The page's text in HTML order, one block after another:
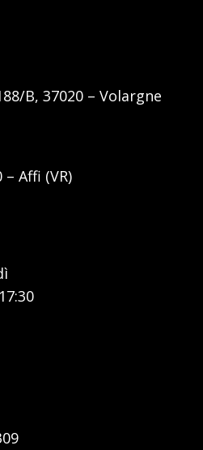
B, 37020 – Volargne
Affi (VR)